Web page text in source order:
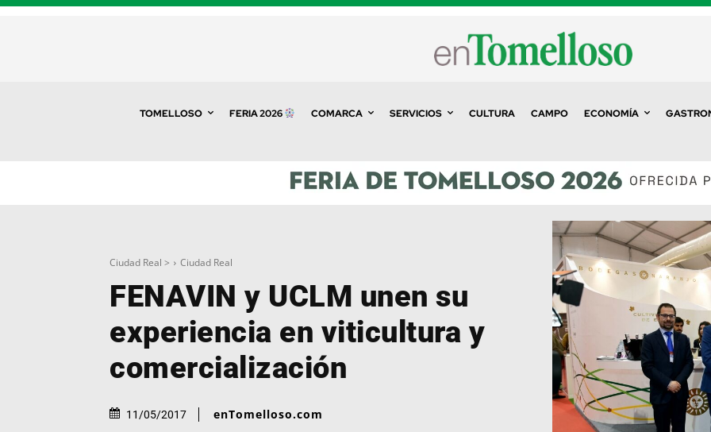
TOMELLOSO FERIA 2026 COMARCA SERVICIOS CULTURA CAMPO ECONOMÍA
Ciudad Real > Ciudad Real
FENAVIN y UCLM unen su
experiencia en viticultura y
comercialización
11/05/2017 enTomelloso.com